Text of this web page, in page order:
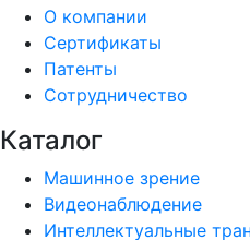
О компании
Сертификаты
Патенты
Сотрудничество
Каталог
Машинное зрение
Видеонаблюдение
Интеллектуальные